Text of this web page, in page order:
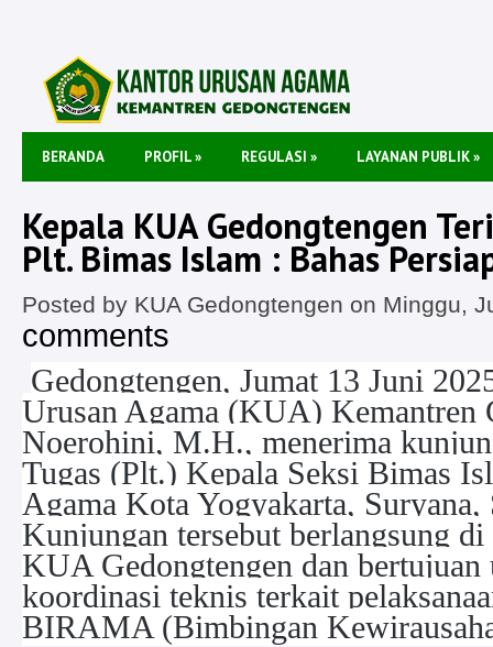
BERANDA PROFIL» REGULASI » LAYANAN PUBLIK»
Kepala KUA Gedongtengen
Plt. Bimas Islam : Bahas
Posted by KUA Gedongtengen on Minggu,
comments
Gedongtengen, Jumat 13 Juni
Urusan Agama (KUA) Kemantren
Noerohini, M.H., menerima
Tugas (Plt.) Kepala Seksi Bimas
Agama Kota Yogyakarta,
Kunjungan tersebut berlangsung
KUA Gedongtengen dan
koordinasi teknis terkait
BIRAMA (Bimbingan